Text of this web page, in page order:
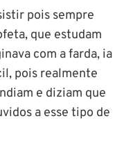
pois sempre
que estudam
com a farda, ia
pois realmente
e diziam que
a esse tipo de